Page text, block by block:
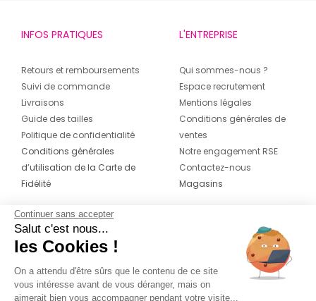
marques à Villars s’engage à vous fournir le meilleur
service aux meilleurs prix toute l’année. Degriffstock
Saint-Etienne (Villars) vous accueille avec un accès
facile et parking gratuit.
INFOS PRATIQUES
Retours et remboursements
Suivi de commande
Livraisons
Guide des tailles
Politique de confidentialité
Conditions générales
d’utilisation de la Carte de
Fidélité
L'ENTREPRISE
Qui sommes-nous ?
Espace recrutement
Mentions légales
Conditions générales de
ventes
Notre engagement RSE
Contactez-nous
Magasins
CONTACT
04 42 20 78 42
Du lundi au jeudi de 8h30 à 16h30 & le
vendredi de 8h30 à 15h30
Continuer sans accepter
Salut c'est nous...
les Cookies !
On a attendu d'être sûrs que le contenu de ce site
vous intéresse avant de vous déranger, mais on
aimerait bien vous accompagner pendant votre visite...